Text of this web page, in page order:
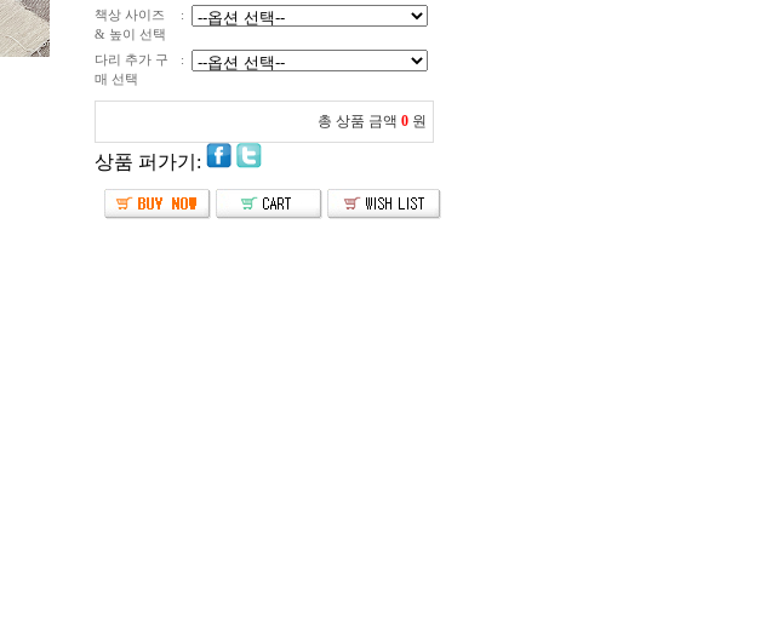
책상 사이즈
& 높이 선택
:
다리 추가 구
매 선택
:
총 상품 금액 0 원
상품 퍼가기: